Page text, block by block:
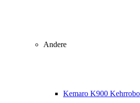
Andere
Kemaro K900